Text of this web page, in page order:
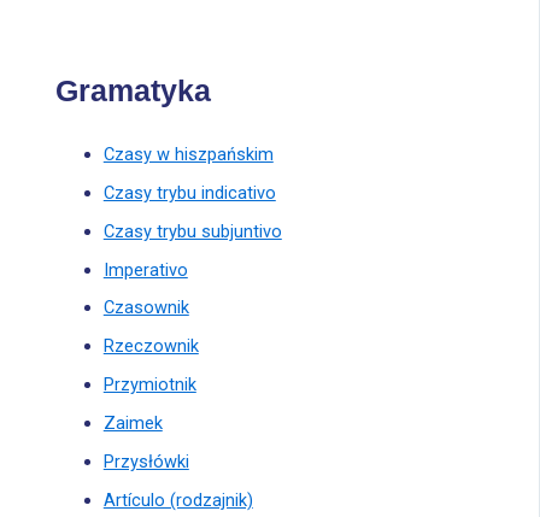
Gramatyka
Czasy w hiszpańskim
Czasy trybu indicativo
Czasy trybu subjuntivo
Imperativo
Czasownik
Rzeczownik
Przymiotnik
Zaimek
Przysłówki
Artículo (rodzajnik)